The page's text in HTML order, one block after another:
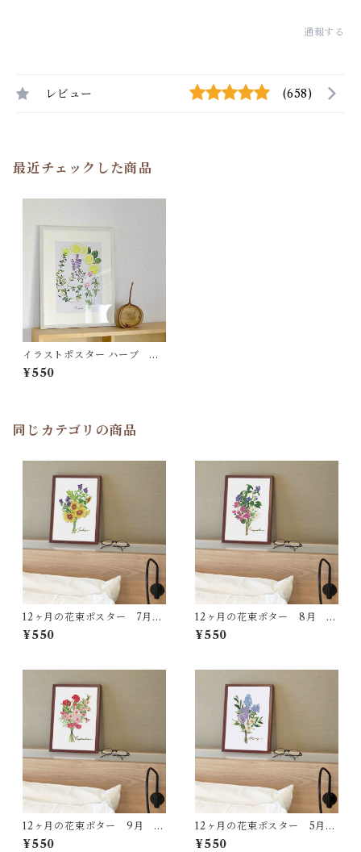
通報する
レビュー (658)
最近チェックした商品
イラストポスター ハーブ AP
02
¥550
同じカテゴリの商品
12ヶ月の花束ポスター 7月
AP31
¥550
12ヶ月の花束ポター 8月 A
P32
¥550
12ヶ月の花束ポター 9月 A
P33
¥550
12ヶ月の花束ポスター 5月
AP26
¥550